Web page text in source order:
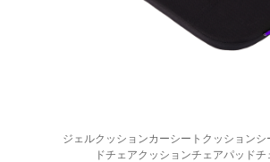
ジェルクッションカーシートクッションシ
ドチェアクッションチェアパッド